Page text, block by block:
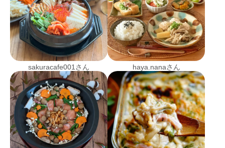
sakuracafe001さん haya.nanaさん